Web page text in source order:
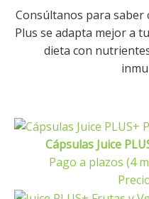
Consúltanos para saber
Plus se adapta mejor a
dieta con
Cápsulas Juice
Pago a plazos (4